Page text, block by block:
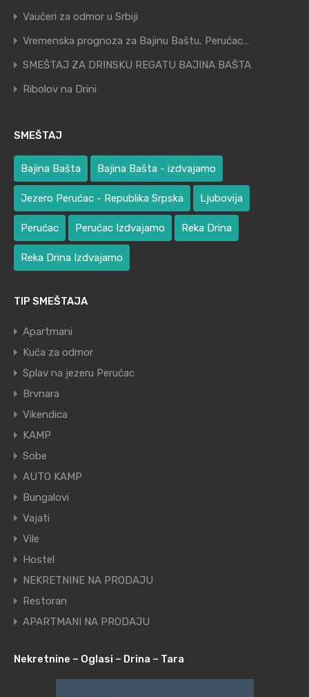
Vaučeri za odmor u Srbiji
Vremenska prognoza za Bajinu Baštu, Perućac…
SMEŠTAJ ZA DRINSKU REGATU BAJINA BAŠTA
Ribolov na Drini
SMEŠTAJ
Bajina Bašta Bajina Bašta - izdvajamo
Jezero Perućac - Republika Srpska Ljubovija
Perućac Perućac Izdvajamo Reka Drina
Reka Drina Izdvajamo
TIP SMEŠTAJA
Apartmani
Kuća za odmor
Splav na jezeru Perućac
Brvnara
Vikendica
KAMP
Sobe
AUTO KAMP
Bungalovi
Vajati
Vile
Hostel
NEKRETNINE NA PRODAJU
Restoran
APARTMANI NA PRODAJU
Nekretnine – Oglasi – Drina – Tara